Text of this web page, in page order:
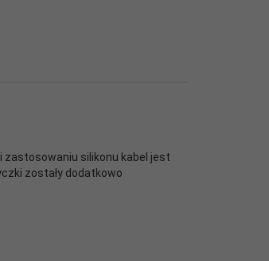
zastosowaniu silikonu kabel jest
zostały dodatkowo